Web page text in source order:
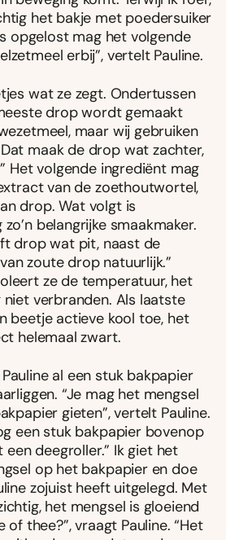
08/2026
smaakexplosies
Abonneren
Bestellen
het bakje met poedersuiker
opgelost mag het volgende
erbij”, vertelt Pauline.
wat ze zegt. Ondertussen
drop wordt gemaakt
maar wij gebruiken
maak de drop wat zachter,
Het volgende ingrediënt mag
van de zoethoutwortel,
drop. Wat volgt is
belangrijke smaakmaker.
drop wat pit, naast de
zoute drop natuurlijk.”
ze de temperatuur, het
niet verbranden. Als laatste
beetje actieve kool toe, het
helemaal zwart.
al een stuk bakpapier
“Je mag het mengsel
gieten”, vertelt Pauline.
een stuk bakpapier bovenop
deegroller.” Ik giet het
op het bakpapier en doe
zojuist heeft uitgelegd. Met
het mengsel is gloeiend
of thee?”, vraagt Pauline. “Het